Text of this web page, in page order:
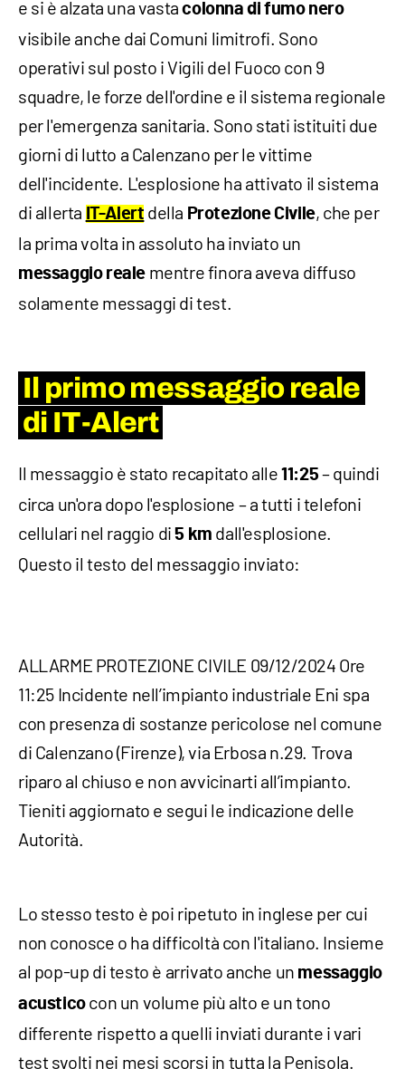
e si è alzata una vastacolonna di fumo nero
visibile anche dai Comuni limitrofi. Sono
operativi sul posto i Vigili del Fuoco con 9
squadre, le forze dell'ordine e il sistema regionale
per l'emergenza sanitaria. Sono stati istituiti due
giorni di lutto a Calenzano per le vittime
dell'incidente. L'esplosione ha attivato il sistema
di allerta IT-Alert della Protezione Civile, che per
la prima volta in assoluto ha inviato un
messaggio reale mentre finora aveva diffuso
solamente messaggi di test.
Il primo messaggio reale
di IT-Alert
Il messaggio è stato recapitato alle11:25– quindi
circa un'ora dopo l'esplosione – a tutti i telefoni
cellulari nel raggio di5 km dall'esplosione.
Questo il testo del messaggio inviato:
ALLARME PROTEZIONE CIVILE 09/12/2024 Ore
11:25 Incidente nell’impianto industriale Eni spa
con presenza di sostanze pericolose nel comune
di Calenzano (Firenze), via Erbosa n.29. Trova
riparo al chiuso e non avvicinarti all’impianto.
Tieniti aggiornato e segui le indicazione delle
Autorità.
Lo stesso testo è poi ripetuto in inglese per cui
non conosce o ha difficoltà con l'italiano. Insieme
al pop-up di testo è arrivato anche un messaggio
acusticocon un volume più alto e un tono
differente rispetto a quelli inviati durante i vari
test svolti nei mesi scorsi in tutta la Penisola.